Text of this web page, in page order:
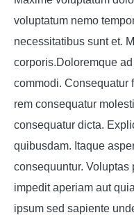
voluptatum nemo
necessitatibus sunt et.
corporis.Doloremque
commodi. Consequatur
rem consequatur
consequatur dicta.
quibusdam. Itaque
consequuntur.
impedit aperiam aut
ipsum sed sapiente